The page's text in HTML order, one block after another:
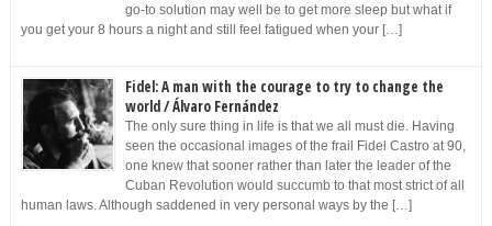
go-to solution may well be to get more sleep but what if
you get your 8 hours a night and still feel fatigued when your […]
Fidel: A man with the courage to try to change the
world / Álvaro Fernández
The only sure thing in life is that we all must die. Having
seen the occasional images of the frail Fidel Castro at 90,
one knew that sooner rather than later the leader of the
Cuban Revolution would succumb to that most strict of all
human laws. Although saddened in very personal ways by the […]